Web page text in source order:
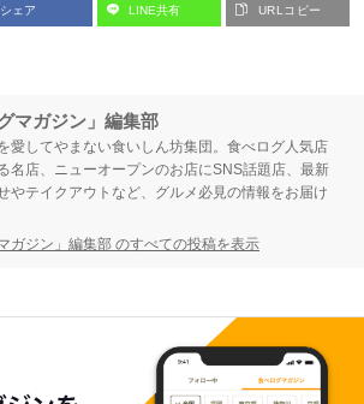
シェア LINE共有 URLコピー
マガジン」編集部
愛してやまない食いしん坊集団。食べログ人気店
名店、ニューオープンのお店にSNS話題店、最新
やテイクアウトなど、グルメ必見の情報をお届け
ガジン」編集部 のすべての投稿を表示